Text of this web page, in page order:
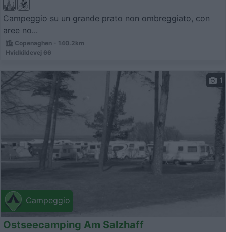
Campeggio su un grande prato non ombreggiato, con
aree no...
Copenaghen - 140.2km
Hvidkildevej 66
Campeggio
1
Ostseecamping Am Salzhaff